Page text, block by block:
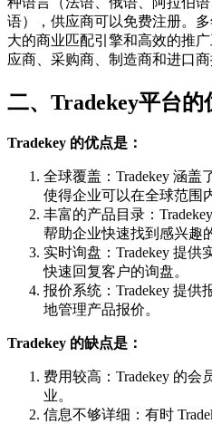
语），供应商可以免费注册。
大的商业匹配引擎和高效的推
应商、采购商、制造商和进口商
二、Tradekey平台的
Tradekey 的优点是：
全球覆盖：Tradekey 涵盖
使得企业可以在全球范围
丰富的产品目录：
帮助企业快速找到感兴趣
实时询盘：Tradekey 提
快速回复客户的询盘。
报价系统：Tradekey 提
地管理产品报价。
Tradekey 的缺点是：
费用较高：Tradekey 的
业。
信息不够详细：有时